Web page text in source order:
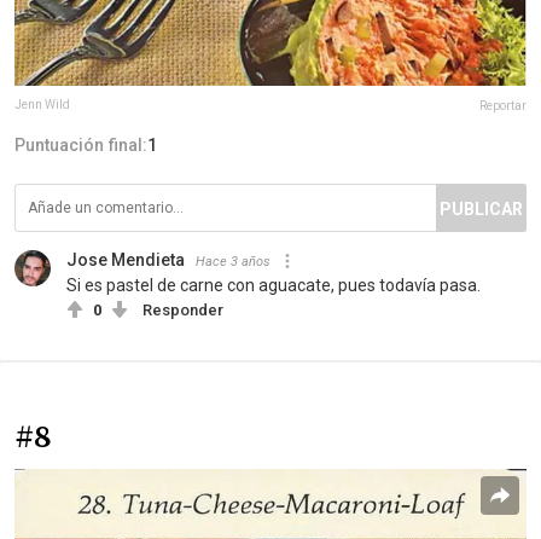
Jenn Wild Reportar
Puntuación final:1
PUBLICAR
Jose Mendieta Hace 3 años
Si es pastel de carne con aguacate, pues todavía pasa.
0 Responder
#8